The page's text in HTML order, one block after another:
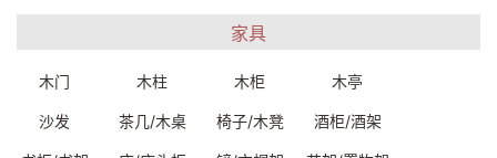
一口价：8250.00
106*54.5*163cm
C2220W0019999
一口价：8250.00
家具
木门 木柱 木柜 木亭
沙发 茶几/木桌 椅子/木凳 酒柜/酒架